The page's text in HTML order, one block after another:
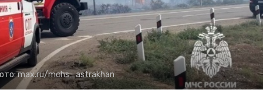
max.ru/mchs_astrakhan